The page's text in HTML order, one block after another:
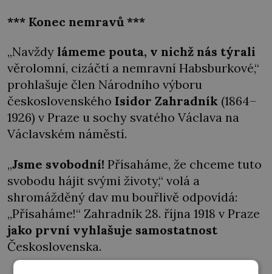
*** Konec nemravů ***
„Navždy lámeme pouta, v nichž nás týrali
věrolomní, cizáčtí a nemravní Habsburkové,“
prohlašuje člen Národního výboru
československého Isidor Zahradník (1864–
1926) v Praze u sochy svatého Václava na
Václavském náměstí.
„Jsme svobodní! Přísaháme, že chceme tuto
svobodu hájit svými životy,“ volá a
shromážděný dav mu bouřlivě odpovídá:
„Přísaháme!“ Zahradník 28. října 1918 v Praze
jako první vyhlašuje samostatnost
Československa.